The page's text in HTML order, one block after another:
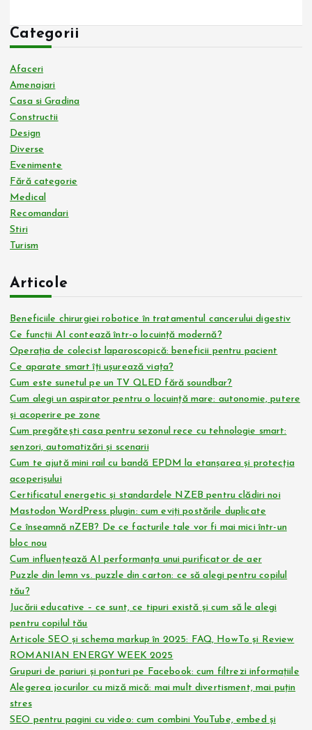
Categorii
Afaceri
Amenajari
Casa si Gradina
Constructii
Design
Diverse
Evenimente
Fără categorie
Medical
Recomandari
Stiri
Turism
Articole
Beneficiile chirurgiei robotice în tratamentul cancerului digestiv
Ce funcții AI contează într-o locuință modernă?
Operația de colecist laparoscopică: beneficii pentru pacient
Ce aparate smart îți ușurează viața?
Cum este sunetul pe un TV QLED fără soundbar?
Cum alegi un aspirator pentru o locuință mare: autonomie, putere
și acoperire pe zone
Cum pregătești casa pentru sezonul rece cu tehnologie smart:
senzori, automatizări și scenarii
Cum te ajută mini rail cu bandă EPDM la etanșarea și protecția
acoperișului
Certificatul energetic și standardele NZEB pentru clădiri noi
Mastodon WordPress plugin: cum eviți postările duplicate
Ce înseamnă nZEB? De ce facturile tale vor fi mai mici într-un
bloc nou
Cum influențează AI performanța unui purificator de aer
Puzzle din lemn vs. puzzle din carton: ce să alegi pentru copilul
tău?
Jucării educative – ce sunt, ce tipuri există și cum să le alegi
pentru copilul tău
Articole SEO și schema markup în 2025: FAQ, HowTo și Review
ROMANIAN ENERGY WEEK 2025
Grupuri de pariuri și ponturi pe Facebook: cum filtrezi informațiile
Alegerea jocurilor cu miză mică: mai mult divertisment, mai puțin
stres
SEO pentru pagini cu video: cum combini YouTube, embed și